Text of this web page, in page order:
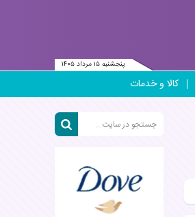
پنجشنبه ۱۵ مرداد ۱۴۰۵
کالا و خدمات